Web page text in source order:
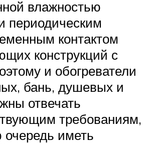
влажностью
периодическим
контактом
конструкций с
и обогреватели
бань, душевых и
отвечать
требованиям,
очередь иметь